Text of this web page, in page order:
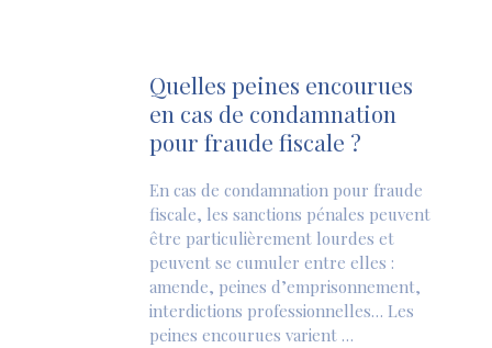
Quelles peines encourues
en cas de condamnation
pour fraude fiscale ?
En cas de condamnation pour fraude
fiscale, les sanctions pénales peuvent
être particulièrement lourdes et
peuvent se cumuler entre elles :
amende, peines d’emprisonnement,
interdictions professionnelles… Les
peines encourues varient …